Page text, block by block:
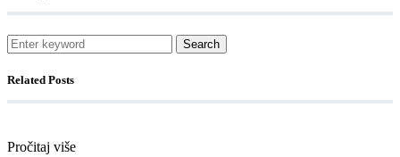
Search
Related Posts
Pročitaj više